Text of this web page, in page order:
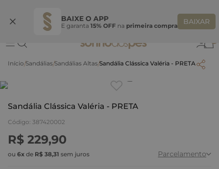
BAIXE O APP
E garanta 15% OFF na primeira compra BAIXAR
Ganhe 10% OFF na coleção utilizando o código do seu vendedor*
Sandálias Sandálias Altas Sandália Clássica Valéria - PRETA
Sandália Clássica Valéria - PRETA
Código: 387420002
R$ 229,90
ou 6x de R$ 38,31 sem juros Parcelamento